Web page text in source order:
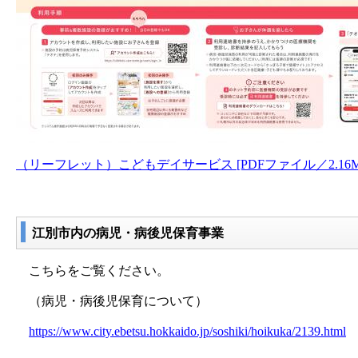
（リーフレット）こどもデイサービス [PDFファイル／
江別市内の病児・病後児保育事業
こちらをご覧ください。
（病児・病後児保育について）
https://www.city.ebetsu.hokkaido.jp/soshiki/hoikuka/2139.html